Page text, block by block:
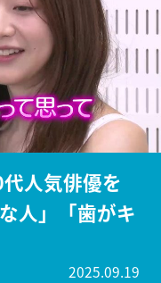
人気俳優を
人」「歯がキ
2025.09.19